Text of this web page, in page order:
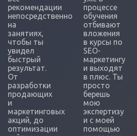
рекомендации
непосредственно
на
занятиях,
чтобы ты
увидел
быстрый
результат.
От
разработки
продающих
и
маркетинговых
акций, до
оптимизации
процессе
обучения
отбивают
вложения
в курсы по
SEO-
маркетингу
и выходят
в плюс. Ты
просто
берешь
мою
экспертизу
и с моей
помощью